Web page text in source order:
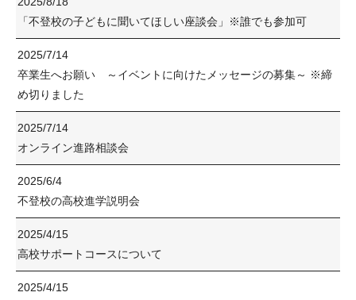
「不登校の子どもに聞いてほしい座談会」※誰でも参加可
2025/7/14
卒業生へお願い ～イベントに向けたメッセージの募集～ ※締
め切りました
2025/7/14
オンライン進路相談会
2025/6/4
不登校の高校進学説明会
2025/4/15
高校サポートコースについて
2025/4/15